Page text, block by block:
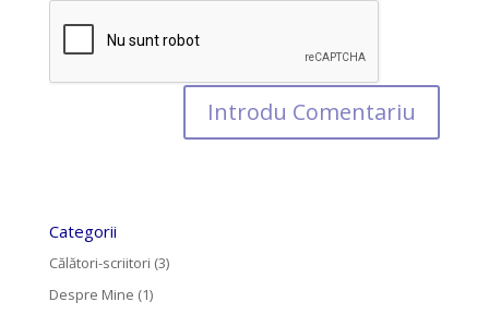
Categorii
Călători-scriitori (3)
Despre Mine (1)